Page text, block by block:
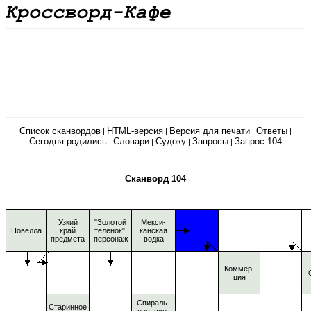
Список сканвордов | HTML-версия | Версия для печати | Ответы |
Сегодня родились | Словари | Судоку | Запросы | Запрос 104
Сканворд 104
Новелла
Узкий
край
предмета
"Золотой
теленок",
персонаж
Мекси-
канская
водка
Коммер-
ция
Старинное
Спираль-